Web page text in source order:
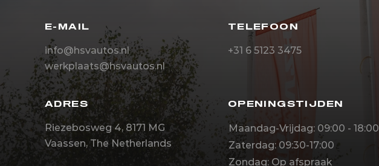
E-MAIL
info@hsvautos.nl
werkplaats@hsvautos.nl
TELEFOON
+31 6 5123 3475
ADRES
Riezebosweg 4, 8171 MG
Vaassen, The Netherlands
OPENINGSTIJDEN
Maandag-Vrijdag: 09:00 - 18:00
Zaterdag: 09:30-17:00
Zondag: Op afspraak